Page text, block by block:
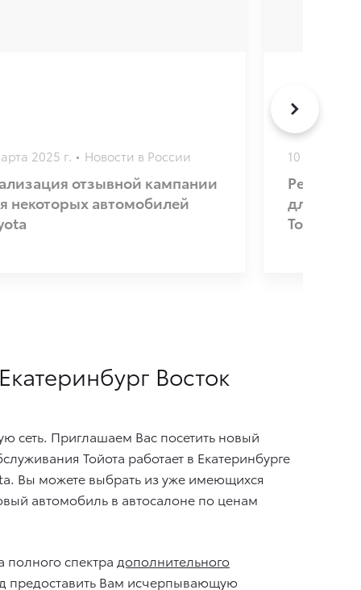
Новости в России
2025 г.
отзывной кампании
некоторых автомобилей
10 января
для
Toyota
Восток
Приглашаем Вас посетить новый
Тойота работает в Екатеринбурге
Вы можете выбрать из уже имеющихся
автомобиль в автосалоне по ценам
спектра дополнительного
предоставить Вам исчерпывающую